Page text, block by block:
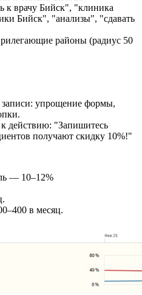
к врачу Бийск", "клиника
Бийск", "анализы", "сдавать
районы (радиус 50
упрощение формы,
действию: "Запишитесь
получают скидку 10%!"
— 10–12%
в месяц.